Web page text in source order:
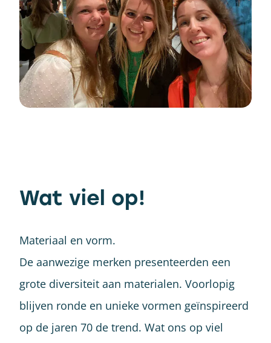
Wat viel op!
Materiaal en vorm.
De aanwezige merken presenteerden een
grote diversiteit aan materialen. Voorlopig
blijven ronde en unieke vormen geïnspireerd
op de jaren 70 de trend. Wat ons op viel